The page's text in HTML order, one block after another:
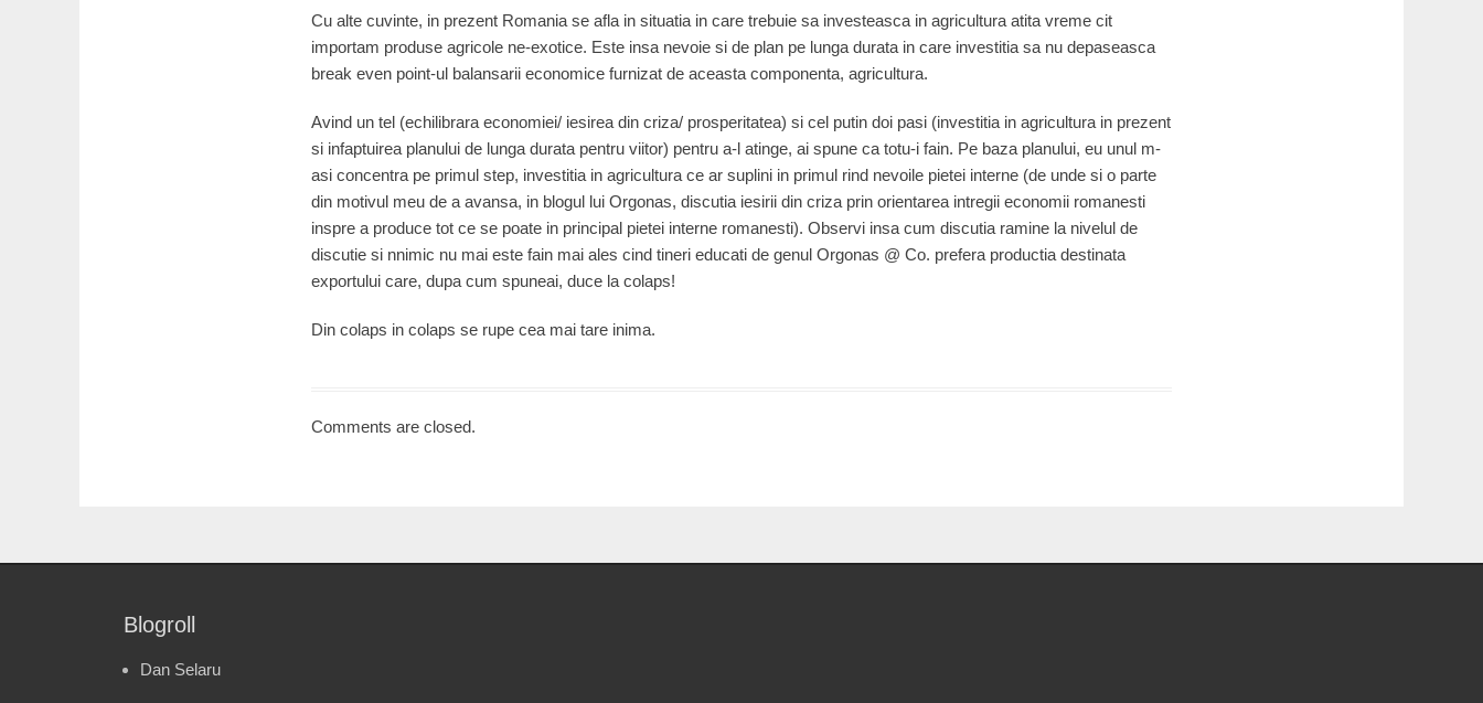
Cu alte cuvinte, in prezent Romania se afla in situatia in care trebuie sa investeasca in agricultura atita vreme cit
importam produse agricole ne-exotice. Este insa nevoie si de plan pe lunga durata in care investitia sa nu depaseasca
break even point-ul balansarii economice furnizat de aceasta componenta, agricultura.
Avind un tel (echilibrara economiei/ iesirea din criza/ prosperitatea) si cel putin doi pasi (investitia in agricultura in prezent
si infaptuirea planului de lunga durata pentru viitor) pentru a-l atinge, ai spune ca totu-i fain. Pe baza planului, eu unul m-
asi concentra pe primul step, investitia in agricultura ce ar suplini in primul rind nevoile pietei interne (de unde si o parte
din motivul meu de a avansa, in blogul lui Orgonas, discutia iesirii din criza prin orientarea intregii economii romanesti
inspre a produce tot ce se poate in principal pietei interne romanesti). Observi insa cum discutia ramine la nivelul de
discutie si nnimic nu mai este fain mai ales cind tineri educati de genul Orgonas @ Co. prefera productia destinata
exportului care, dupa cum spuneai, duce la colaps!
Din colaps in colaps se rupe cea mai tare inima.
Comments are closed.
Blogroll
Dan Selaru